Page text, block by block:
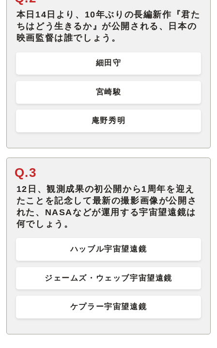
本日14日より、10年ぶりの長編新作『君た
ちはどう生きるか』が公開される、日本の
映画監督は誰でしょう。
細田守
宮崎駿
庵野秀明
Q.3
12日、観測成果の初公開から1周年を迎え
たことを記念して最新の撮影画像が公開さ
れた、NASAなどが運用する宇宙望遠鏡は
何でしょう。
ハッブル宇宙望遠鏡
ジェームズ・ウェッブ宇宙望遠鏡
ケプラー宇宙望遠鏡